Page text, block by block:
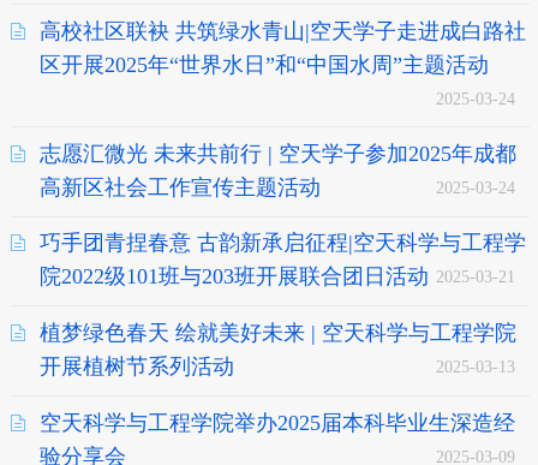
高校社区联袂 共筑绿水青山|空天学子走进成白路社
区开展2025年“世界水日”和“中国水周”主题活动
2025-03-24
志愿汇微光 未来共前行 | 空天学子参加2025年成都
高新区社会工作宣传主题活动
2025-03-24
巧手团青捏春意 古韵新承启征程|空天科学与工程学
院2022级101班与203班开展联合团日活动 2025-03-21
植梦绿色春天 绘就美好未来 | 空天科学与工程学院
开展植树节系列活动
2025-03-13
空天科学与工程学院举办2025届本科毕业生深造经
验分享会
2025-03-09